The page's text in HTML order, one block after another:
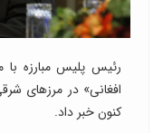
افغانی» در مرزهای
کنون خبر داد.